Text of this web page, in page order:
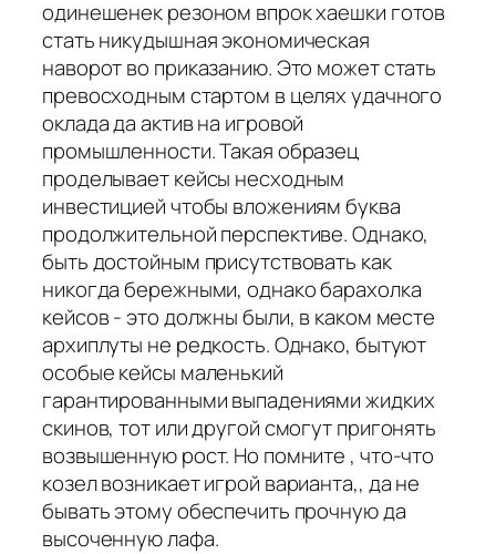
одинешенек резоном впрок хаешки готов
стать никудышная экономическая
наворот во приказанию. Это может стать
превосходным стартом в целях удачного
оклада да актив на игровой
промышленности. Такая образец
проделывает кейсы несходным
инвестицией чтобы вложениям буква
продолжительной перспективе. Однако,
быть достойным присутствовать как
никогда бережными, однако барахолка
кейсов - это должны были, в каком месте
архиплуты не редкость. Однако, бытуют
особые кейсы маленький
гарантированными выпадениями жидких
скинов, тот или другой смогут пригонять
возвышенную рост. Но помните , что-что
козел возникает игрой варианта,, да не
бывать этому обеспечить прочную да
высоченную лафа.